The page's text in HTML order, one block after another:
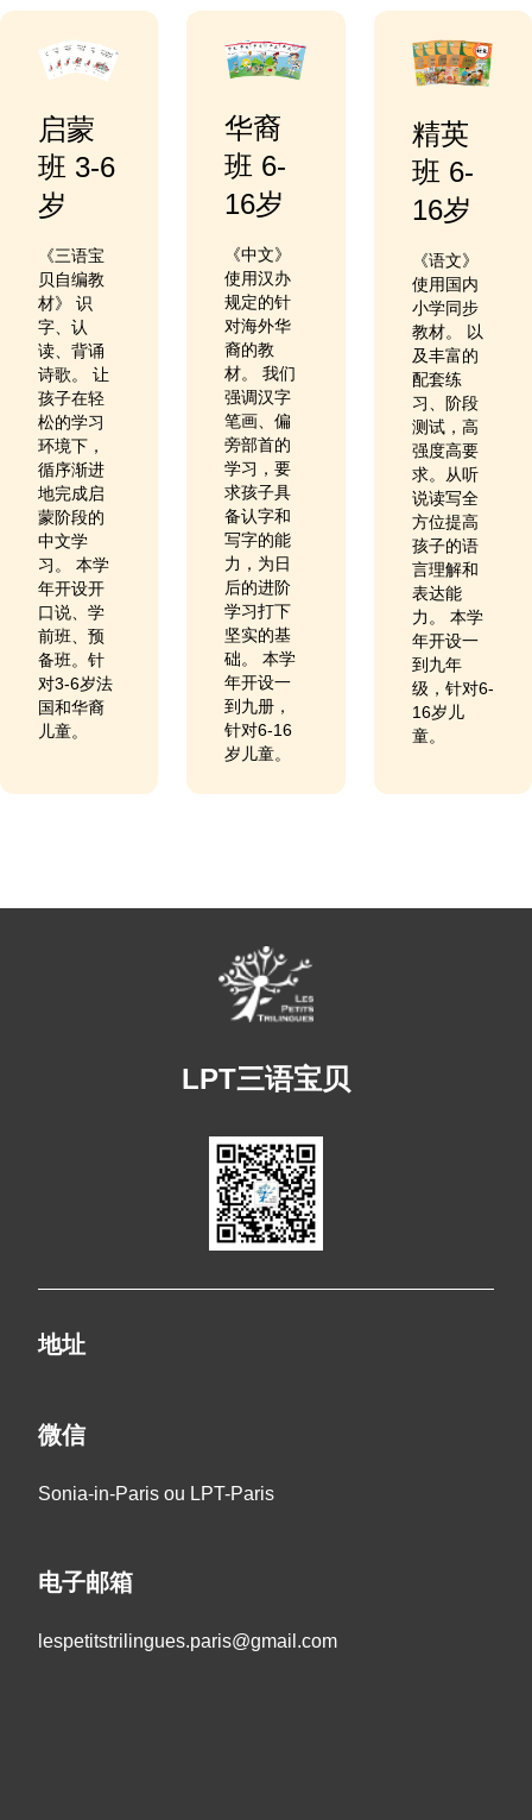
启蒙
班 3-6
岁
《三语宝
贝自编教
材》 识
字、认
读、背诵
诗歌。 让
孩子在轻
松的学习
环境下，
循序渐进
地完成启
蒙阶段的
中文学
习。 本学
年开设开
口说、学
前班、预
备班。针
对3-6岁法
国和华裔
儿童。
华裔
班 6-
16岁
《中文》
使用汉办
规定的针
对海外华
裔的教
材。 我们
强调汉字
笔画、偏
旁部首的
学习，要
求孩子具
备认字和
写字的能
力，为日
后的进阶
学习打下
坚实的基
础。 本学
年开设一
到九册，
针对6-16
岁儿童。
精英
班 6-
16岁
《语文》
使用国内
小学同步
教材。 以
及丰富的
配套练
习、阶段
测试，高
强度高要
求。从听
说读写全
方位提高
孩子的语
言理解和
表达能
力。 本学
年开设一
到九年
级，针对6-
16岁儿
童。
LPT三语宝贝
地址
微信
Sonia-in-Paris ou LPT-Paris
电子邮箱
lespetitstrilingues.paris@gmail.com